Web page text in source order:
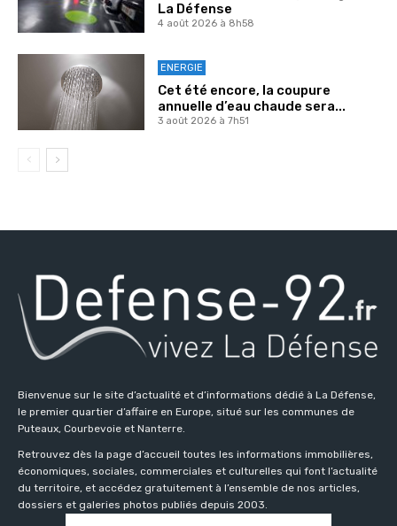
La Défense
4 août 2026 à 8h58
ENERGIE
Cet été encore, la coupure
annuelle d’eau chaude sera...
3 août 2026 à 7h51
Bienvenue sur le site d’actualité et d’informations dédié à La Défense,
le premier quartier d’affaire en Europe, situé sur les communes de
Puteaux, Courbevoie et Nanterre.
Retrouvez dès la page d’accueil toutes les informations immobilières,
économiques, sociales, commerciales et culturelles qui font l’actualité
du territoire, et accédez gratuitement à l’ensemble de nos articles,
dossiers et galeries photos publiés depuis 2003.